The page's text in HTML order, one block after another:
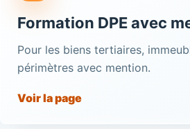
Formation DPE avec
Pour les biens tertiaires,
périmètres avec mention.
Voir la page